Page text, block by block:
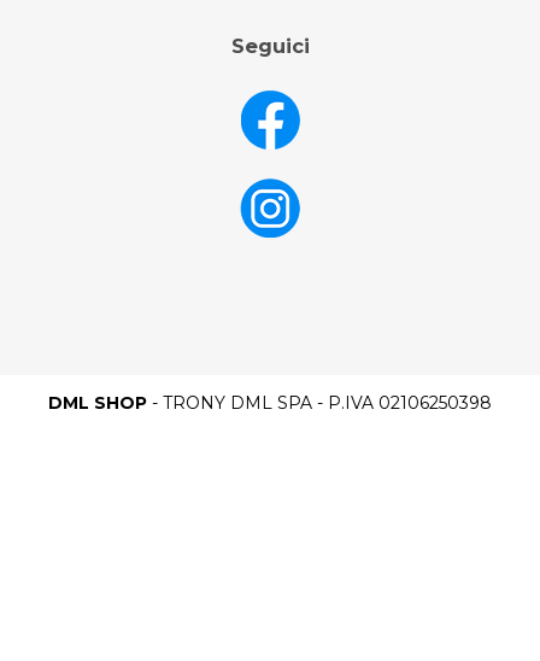
Seguici
DML SHOP - TRONY DML SPA - P.IVA 02106250398